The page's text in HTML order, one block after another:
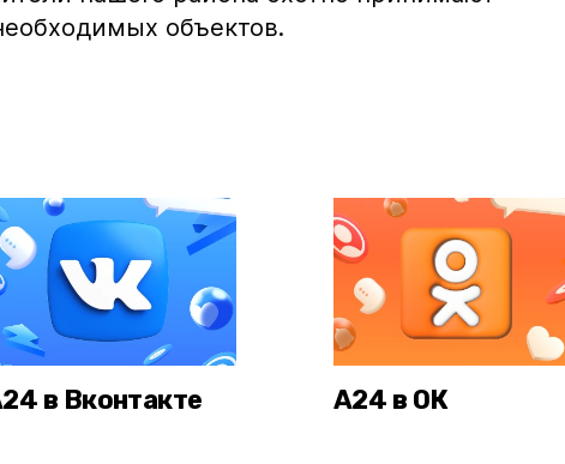
объектов.
в Вконтакте А24 в ОК